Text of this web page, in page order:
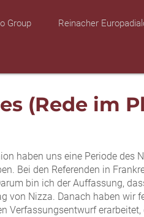
Group Reinacher
(Rede im
haben uns eine Periode des
Bei den Referenden in
bin ich der Auffassung,
von Nizza. Danach haben wir